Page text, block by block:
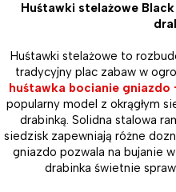
Huśtawki stelażowe
Huśtawki stelażowe to
tradycyjny plac zabaw w
huśtawka bocianie gniazdo
popularny model z okrągłym
drabinką. Solidna stalowa
siedzisk zapewniają różne
gniazdo pozwala na bujanie
drabinka świetnie